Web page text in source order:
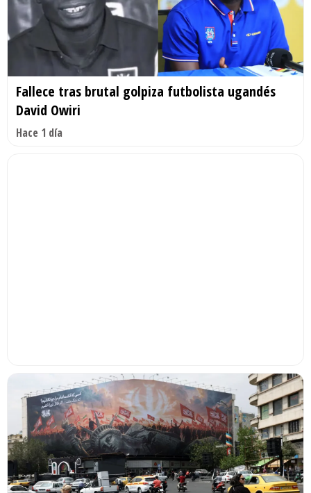
Fallece tras brutal golpiza futbolista ugandés
David Owiri
Hace 1 día